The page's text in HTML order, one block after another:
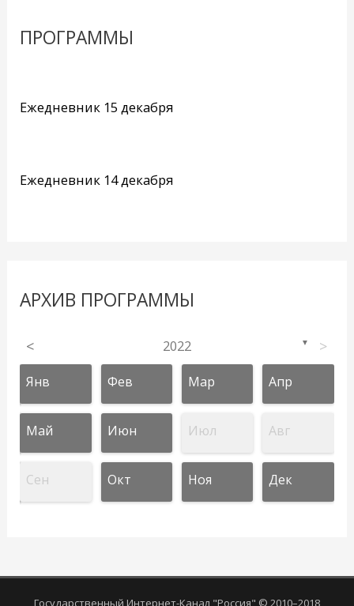
ПРОГРАММЫ
Ежедневник 15 декабря
Ежедневник 14 декабря
АРХИВ ПРОГРАММЫ
< 2022 ▼ >
Янв Фев Мар Апр
Май Июн Июл Авг
Сен Окт Ноя Дек
Государственный Интернет-Канал "Россия" © 2010–2018